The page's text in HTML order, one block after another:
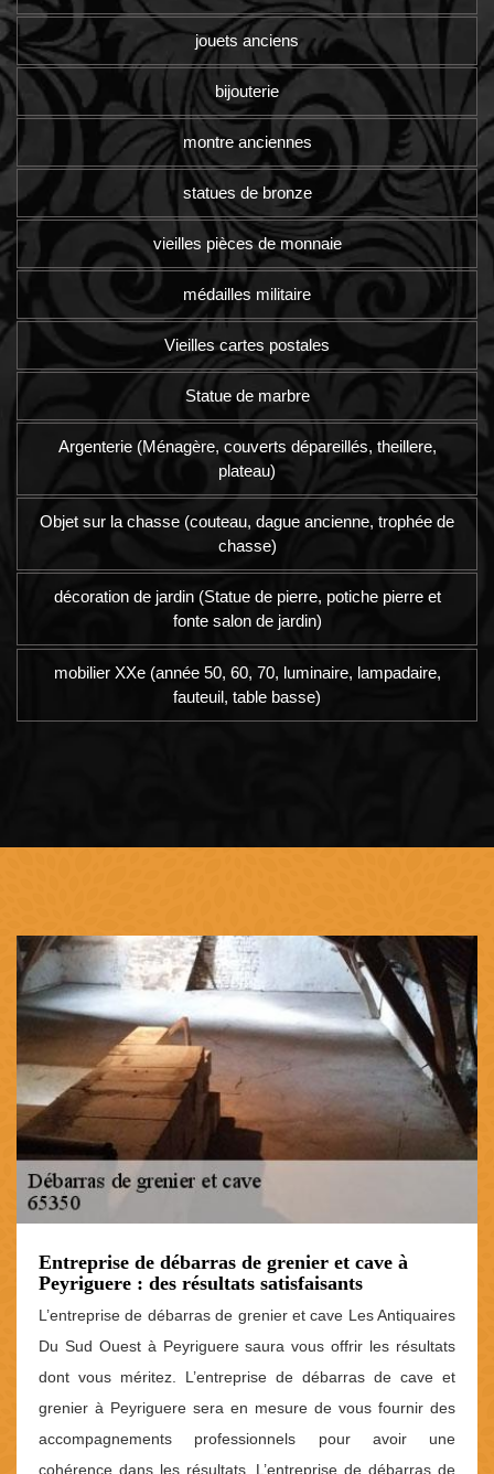
jouets anciens
bijouterie
montre anciennes
statues de bronze
vieilles pièces de monnaie
médailles militaire
Vieilles cartes postales
Statue de marbre
Argenterie (Ménagère, couverts dépareillés, theillere,
plateau)
Objet sur la chasse (couteau, dague ancienne, trophée de
chasse)
décoration de jardin (Statue de pierre, potiche pierre et
fonte salon de jardin)
mobilier XXe (année 50, 60, 70, luminaire, lampadaire,
fauteuil, table basse)
Entreprise de débarras de grenier et cave à
Peyriguere : des résultats satisfaisants
L’entreprise de débarras de grenier et cave Les Antiquaires
Du Sud Ouest à Peyriguere saura vous offrir les résultats
dont vous méritez. L’entreprise de débarras de cave et
grenier à Peyriguere sera en mesure de vous fournir des
accompagnements professionnels pour avoir une
cohérence dans les résultats. L’entreprise de débarras de